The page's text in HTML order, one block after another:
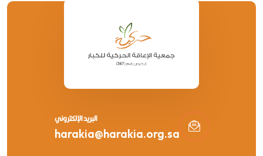
البريد الإلكتروني
harakia@harakia.org.sa